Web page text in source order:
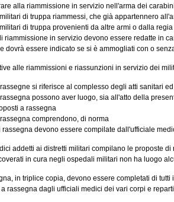
alla riammissione in servizio nell'arma dei
di truppa riammessi, che già appartennero
di truppa provenienti da altre armi o dalla
in servizio devono essere redatte in
essere indicato se si è ammogliati con o
alle riammissioni e riassunzioni in servizio dei
si riferisce al complesso degli atti sanitari
possono aver luogo, sia all'atto della
a rassegna
comprendono, di norma
devono essere compilate dall'ufficiale
addetti ai distretti militari compilano le proposte di
in cura negli ospedali militari non ha luogo
in triplice copia, devono essere completati di tutti
dagli ufficiali medici dei vari corpi e